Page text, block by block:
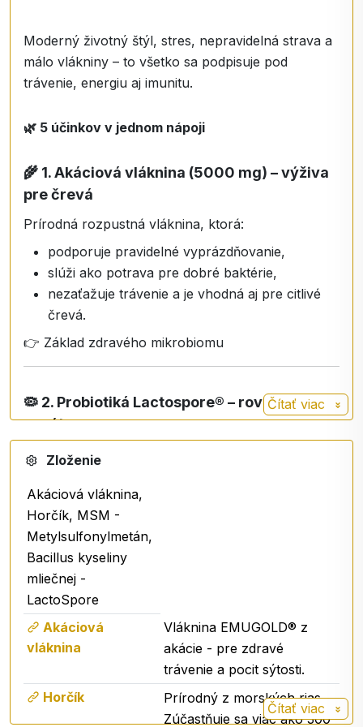
Moderný životný štýl, stres, nepravidelná strava a
málo vlákniny – to všetko sa podpisuje pod
trávenie, energiu aj imunitu.
🌿 5 účinkov v jednom nápoji
🌾 1. Akáciová vláknina (5000 mg) – výživa
pre črevá
Prírodná rozpustná vláknina, ktorá:
podporuje pravidelné vyprázdňovanie,
slúži ako potrava pre dobré baktérie,
nezaťažuje trávenie a je vhodná aj pre citlivé
črevá.
👉 Základ zdravého mikrobiomu
🦠 2. Probiotiká Lactospore® – rovnováha
zvnútra
Obsahujespórové probiotiká Bacillus coagulans
prežijú prechod tráviacim traktom,
podporujú rovnováhu črevnej mikroflóry,
prispievajú k prirodzenej obranyschopnosti
organizmu.
🌱 3. Prebiotiká LAMINARIA (Aquamin®) –
minerálna výživa
Prírodný komplex z morských rias:
zdroj vápnika, horčíka a stopových minerálov,
Čítať viac
Zloženie
Akáciová vláknina,
Horčík, MSM -
Metylsulfonylmetán,
Bacillus kyseliny
mliečnej -
LactoSpore
Akáciová
vláknina
Vláknina EMUGOLD® z
akácie - pre zdravé
trávenie a pocit sýtosti.
Horčík
Prírodný z morských rias.
Zúčastňuje sa viac ako 300
Čítať viac